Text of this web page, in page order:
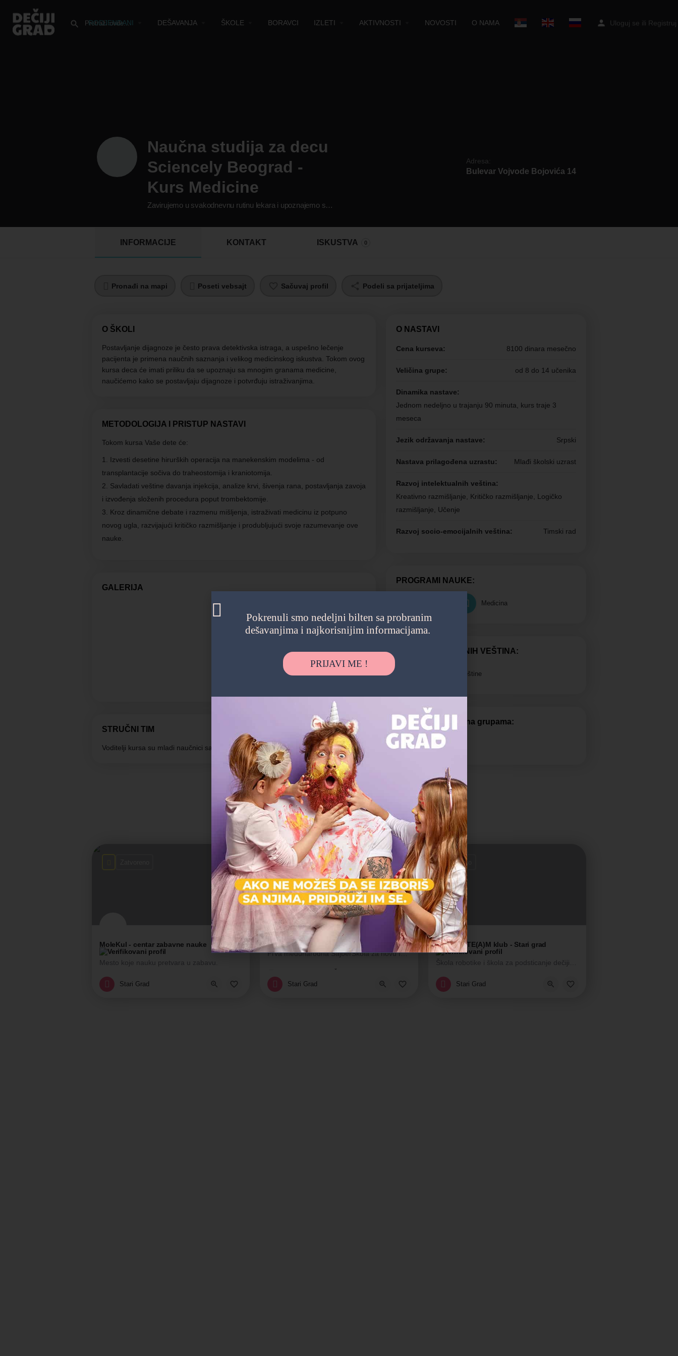
RODJENDANI DEŠAVANJA ŠKOLE BORAVCI IZLETI AKTIVNOSTI NOVOSTI O NAMA Uloguj se ili Registruj
Naučna studija za decu
Sciencely Beograd -
Kurs Medicine
Zavirujemo u svakodnevnu rutinu lekara i upoznajemo se s mehanizmima ljudskog tela.
Adresa:
Bulevar Vojvode Bojovića 14
INFORMACIJE KONTAKT ISKUSTVA 0
Pronađi na mapi Poseti vebsajt Sačuvaj profil Podeli sa prijateljima
O ŠKOLI
Postavljanje dijagnoze je često prava detektivska istraga, a uspešno lečenje
pacijenta je primena naučnih saznanja i velikog medicinskog iskustva. Tokom ovog
kursa deca će imati priliku da se upoznaju sa mnogim granama medicine,
naučićemo kako se postavljaju dijagnoze i potvrđuju istraživanjima.
METODOLOGIJA I PRISTUP NASTAVI
Tokom kursa Vaše dete će:
Izvesti desetine hirurških operacija na manekenskim modelima - od
transplantacije sočiva do traheostomija i kraniotomija.
Savladati veštine davanja injekcija, analize krvi, šivenja rana, postavljanja zavoja
i izvođenja složenih procedura poput trombektomije.
Kroz dinamične debate i razmenu mišljenja, istraživati medicinu iz potpuno
novog ugla, razvijajući kritičko razmišljanje i produbljujući svoje razumevanje ove
nauke.
GALERIJA
STRUČNI TIM
Voditelji kursa su mladi naučnici sa Univerziteta u Beogradu!
O NASTAVI
Cena kurseva: 8100 dinara mesečno
Veličina grupe: od 8 do 14 učenika
Dinamika nastave:
Jednom nedeljno u trajanju 90 minuta, kurs traje 3
meseca
Jezik održavanja nastave: Srpski
Nastava prilagođena uzrastu: Mlađi školski uzrast
Razvoj intelektualnih veština:
Kreativno razmišljanje, Kritičko razmišljanje, Logičko
razmišljanje, Učenje
Razvoj socio-emocijalnih veština: Timski rad
PROGRAMI NAUKE:
Medicina
PROGRAM ŽIVOTNIH VEŠTINA:
Intelektualne veštine
Nastava prilagođena grupama:
Mlađi školski
uzrast
Možda vas zanima i sledeće:
MoleKul - centar zabavne nauke
Mesto koje nauku pretvara u zabavu.
Edukativni centar, Kreativni centar, Škola intelektualnih veština, Škola nauke
Stari Grad
KIBERone
Prva međunarodna SajberŠkola za novu IT generaciju! Programiranje za decu
Zatvoreno
Stari Grad
UčenIQ STE(A)M klub - Stari grad
Škola robotike i škola za podsticanje dečijih potencijala
Edukativni centar, Škola intelektualnih veština, Škola tehnologija
Zatvoreno
Stari Grad
Pokrenuli smo nedeljni bilten sa probranim
dešavanjima i najkorisnijim informacijama.
PRIJAVI ME !